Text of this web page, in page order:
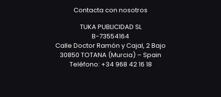
Contacta con nosotros
TUKA PUBLICIDAD SL
B-73554164
Calle Doctor Ramón y Cajal, 2 Bajo
30850 TOTANA (Murcia) – Spain
Teléfono: +34 968 42 16 18